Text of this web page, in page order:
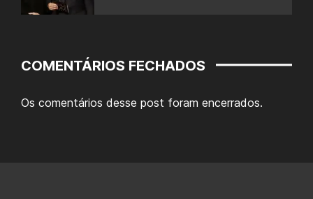
COMENTÁRIOS FECHADOS
Os comentários desse post foram encerrados.